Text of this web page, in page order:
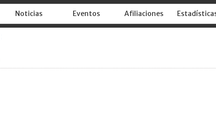
Noticias Eventos Afiliaciones